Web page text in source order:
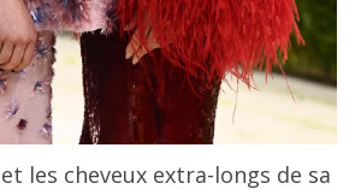
les cheveux extra-longs de sa